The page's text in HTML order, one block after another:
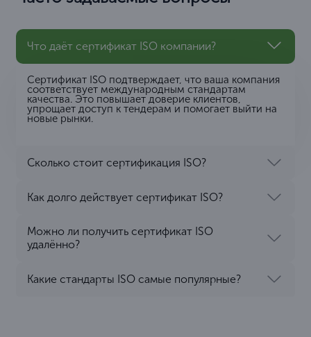
Что даёт сертификат ISO компании?
Сертификат ISO подтверждает, что ваша компания
соответствует международным стандартам
качества. Это повышает доверие клиентов,
упрощает доступ к тендерам и помогает выйти на
новые рынки.
Сколько стоит сертификация ISO?
Как долго действует сертификат ISO?
Можно ли получить сертификат ISO
удалённо?
Какие стандарты ISO самые популярные?